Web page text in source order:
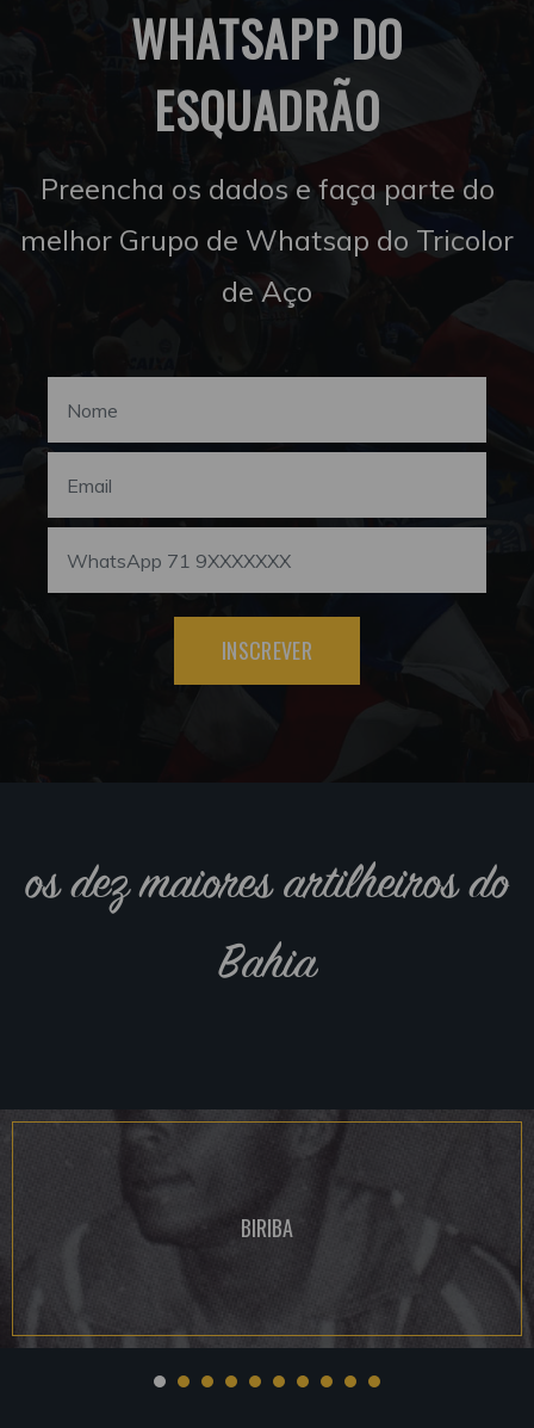
WHATSAPP DO
ESQUADRÃO
Preencha os dados e faça parte do
melhor Grupo de Whatsap do Tricolor
de Aço
INSCREVER
os dez maiores artilheiros do
Bahia
BIRIBA